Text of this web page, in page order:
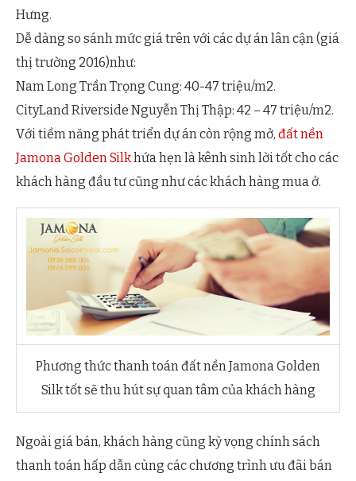
Hưng.
Dễ dàng so sánh mức giá trên với các dự án lân cận (giá
thị trường 2016)như:
Nam Long Trần Trọng Cung: 40-47 triệu/m2.
CityLand Riverside Nguyễn Thị Thập: 42 – 47 triệu/m2.
Với tiềm năng phát triển dự án còn rộng mở, đất nền
Jamona Golden Silkhứa hẹn là kênh sinh lời tốt cho các
khách hàng đầu tư cũng như các khách hàng mua ở.
Phương thức thanh toán đất nền Jamona Golden
Silk tốt sẽ thu hút sự quan tâm của khách hàng
Ngoài giá bán, khách hàng cũng kỳ vọng chính sách
thanh toán hấp dẫn cùng các chương trình ưu đãi bán